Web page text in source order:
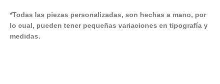
*Todas las piezas personalizadas, son hechas a mano, por
lo cual, pueden tener pequeñas variaciones en tipografía y
medidas.